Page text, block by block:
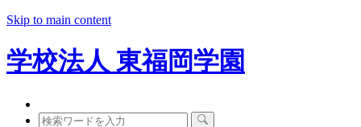
Skip to main content
学校法人 東福岡学園